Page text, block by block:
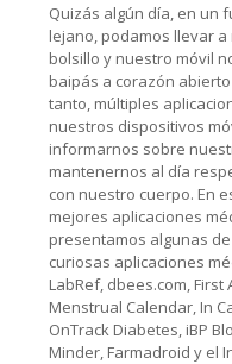
Quizás algún día, en un
lejano, podamos llevar
bolsillo y nuestro móvil
baipás a corazón
tanto, múltiples
nuestros dispositivos
informarnos sobre
mantenernos al día
con nuestro cuerpo. En
mejores aplicaciones
presentamos algunas
curiosas aplicaciones
LabRef, dbees.com, First
Menstrual Calendar, In
OnTrack Diabetes, iBP
Minder, Farmadroid y el